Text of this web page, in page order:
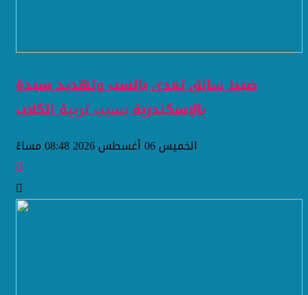
ضبط سائق تعدى بالسب وتهديد سيدة
بالإسكندرية بسبب تربية الكلاب
الخميس 06 أغسطس 2026 08:48 مساءً